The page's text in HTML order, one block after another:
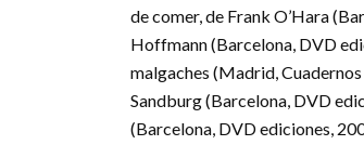
de comer, de Frank O’Hara
Hoffmann (Barcelona, DVD
malgaches (Madrid,
Sandburg (Barcelona, DVD
(Barcelona, DVD ediciones,